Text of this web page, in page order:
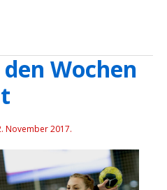
Wochen
November 2017.